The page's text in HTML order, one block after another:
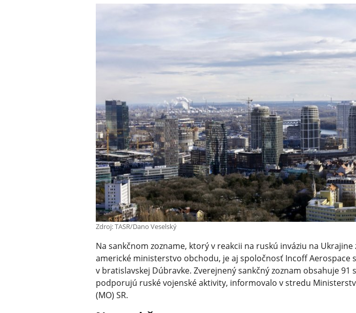
Zdroj: TASR/Dano Veselský
Na sankčnom zozname, ktorý v reakcii na ruskú inváziu na Ukrajine
americké ministerstvo obchodu, je aj spoločnosť Incoff Aerospace
v bratislavskej Dúbravke. Zverejnený sankčný zoznam obsahuje
podporujú ruské vojenské aktivity, informovalo v stredu
(MO) SR.